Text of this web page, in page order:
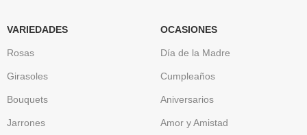
VARIEDADES
Rosas
Girasoles
Bouquets
Jarrones
OCASIONES
Día de la Madre
Cumpleaños
Aniversarios
Amor y Amistad